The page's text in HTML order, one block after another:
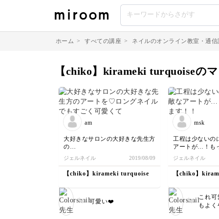
ホーム > すべての講座 > ネイルのオンライン教室・通信
【chiko】kirameki turquoiseの
am
大好きなサロンの大好きな先生方
の
アートを♡
ロングネイルでもすごく可愛く
て、
奥行きもあり、工程も少なく
ます。
教えてくださり、ありがとうござ
いました😊
ジェルネイル 2019/08/09
【chiko】kirameki turquoise
可愛い❤️
msk
工程は少ないの
アートが…！も
す！！
ジェルネイル
【chiko】
これ
もよ